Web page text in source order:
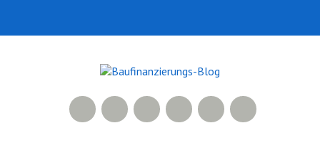
Facebook
500px
LinkedIn
Xing
RSS Feed